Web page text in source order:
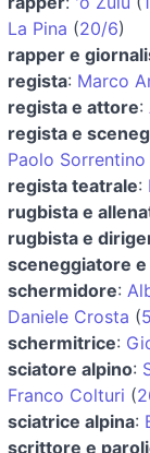
La Pina (20/6)
rapper e
regista: Marco
regista e attore:
regista e
Paolo Sorrentino
regista teatrale:
rugbista e
rugbista e
sceneggiatore
schermidore:
Daniele Crosta (
schermitrice:
sciatore alpino:
Franco Colturi (
sciatrice alpina:
scrittore e